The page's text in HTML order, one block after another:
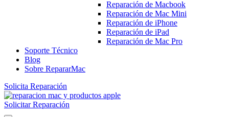
Reparación de Macbook
Reparación de Mac Mini
Reparación de iPhone
Reparación de iPad
Reparación de Mac Pro
Soporte Técnico
Blog
Sobre RepararMac
Solicita Reparación
Solicitar Reparación